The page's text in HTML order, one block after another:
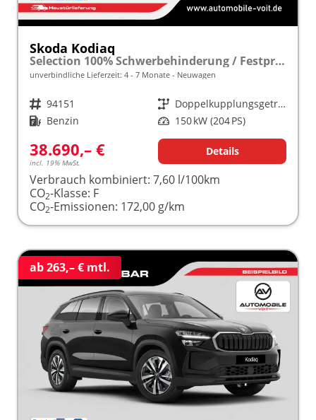
Skoda Kodiaq
Selection 100% Schwerbehinderung / Festpreisgarantie* Modelljahr 2.0 TSI 204 PS DSG 4x4 "Sonderangebot bei Schwerbehinderung" frei konfigurierbar!
unverbindliche Lieferzeit: 4 - 7 Monate Neuwagen
Fahrzeugnr. 94151 Getriebe
Doppelkupplungsgetriebe (DSG)
Kraftstoff Benzin Leistung 150 kW (204 PS)
38.690,– €
incl. 19% MwSt.
Details
Verbrauch kombiniert: 7,60 l/100km
CO2-Klasse: F
CO2-Emissionen: 172,00 g/km
ab 263,– € mtl.